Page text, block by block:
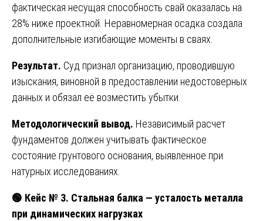
фактическая несущая способность свай оказалась на
28% ниже проектной. Неравномерная осадка создала
дополнительные изгибающие моменты в сваях.
Результат. Суд признал организацию, проводившую
изыскания, виновной в предоставлении недостоверных
данных и обязал её возместить убытки.
Методологический вывод. Независимый расчет
фундаментов должен учитывать фактическое
состояние грунтового основания, выявленное при
натурных исследованиях.
🟢 Кейс № 3. Стальная балка — усталость металла
при динамических нагрузках